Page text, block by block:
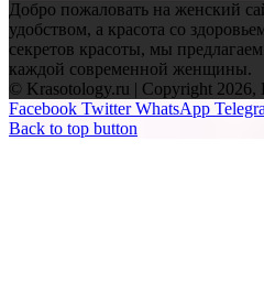
Добро пожаловать на женский
удобством, а красота со
секретов красоты, мы
каждой современной женщины.
© Krasotology.ru | Copyright
Facebook Twitter WhatsApp
Back to top button